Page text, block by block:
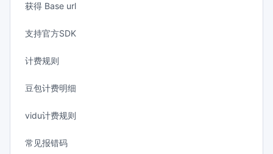
获得 Base url
支持官方SDK
计费规则
豆包计费明细
vidu计费规则
常见报错码